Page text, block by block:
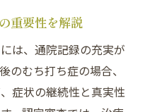
重要性を解説
は、通院記録の充実が
のむち打ち症の場合、
症状の継続性と真実性